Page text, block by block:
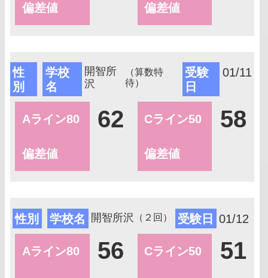
偏差値 偏差値
性
別
学校
名
開智所
沢
（算数特
待）
受験
日
01/11
Aライン80
偏差値
62 Cライン50
偏差値
58
性別 学校名 開智所沢 （２回） 受験日 01/12
Aライン80 56 Cライン50 51